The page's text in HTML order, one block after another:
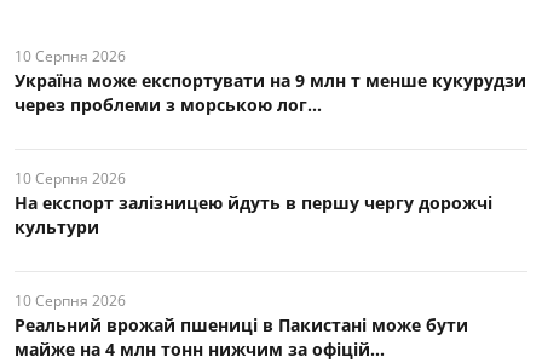
10 Серпня 2026
Україна може експортувати на 9 млн т менше кукурудзи
через проблеми з морською лог...
10 Серпня 2026
На експорт залізницею йдуть в першу чергу дорожчі
культури
10 Серпня 2026
Реальний врожай пшениці в Пакистані може бути
майже на 4 млн тонн нижчим за офіцій...